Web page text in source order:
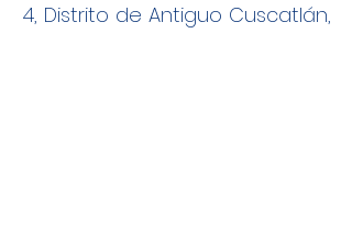
4, Distrito de Antiguo Cuscatlán,